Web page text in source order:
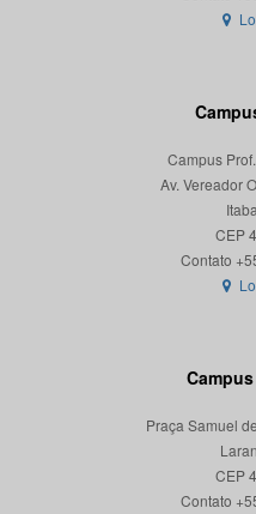
Campus
Av. Vereador
CEP
Praça Samuel
CEP